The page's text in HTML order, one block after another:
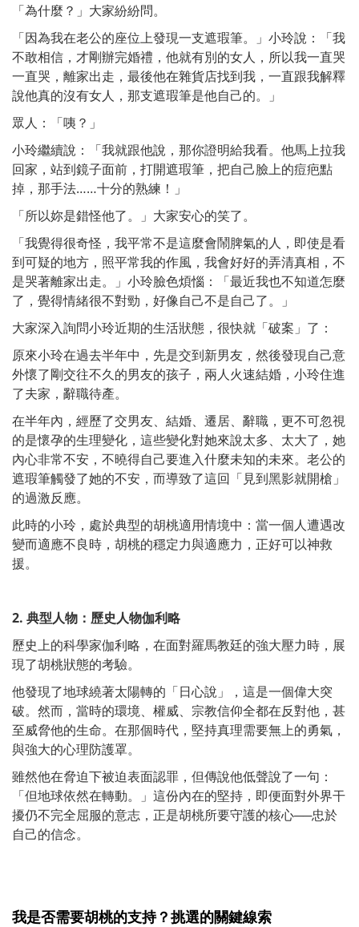
「為什麼？」大家紛紛問。
「因為我在老公的座位上發現一支遮瑕筆。」小玲說：「我
不敢相信，才剛辦完婚禮，他就有別的女人，所以我一直哭
一直哭，離家出走，最後他在雜貨店找到我，一直跟我解釋
說他真的沒有女人，那支遮瑕筆是他自己的。」
眾人：「咦？」
小玲繼續說：「我就跟他說，那你證明給我看。他馬上拉我
回家，站到鏡子面前，打開遮瑕筆，把自己臉上的痘疤點
掉，那手法……十分的熟練！」
「所以妳是錯怪他了。」大家安心的笑了。
「我覺得很奇怪，我平常不是這麼會鬧脾氣的人，即使是看
到可疑的地方，照平常我的作風，我會好好的弄清真相，不
是哭著離家出走。」小玲臉色煩惱：「最近我也不知道怎麼
了，覺得情緒很不對勁，好像自己不是自己了。」
大家深入詢問小玲近期的生活狀態，很快就「破案」了：
原來小玲在過去半年中，先是交到新男友，然後發現自己意
外懷了剛交往不久的男友的孩子，兩人火速結婚，小玲住進
了夫家，辭職待產。
在半年內，經歷了交男友、結婚、遷居、辭職，更不可忽視
的是懷孕的生理變化，這些變化對她來說太多、太大了，她
內心非常不安，不曉得自己要進入什麼未知的未來。老公的
遮瑕筆觸發了她的不安，而導致了這回「見到黑影就開槍」
的過激反應。
此時的小玲，處於典型的胡桃適用情境中：當一個人遭遇改
變而適應不良時，胡桃的穩定力與適應力，正好可以神救
援。
2. 典型人物：歷史人物伽利略
歷史上的科學家伽利略，在面對羅馬教廷的強大壓力時，展
現了胡桃狀態的考驗。
他發現了地球繞著太陽轉的「日心說」，這是一個偉大突
破。然而，當時的環境、權威、宗教信仰全都在反對他，甚
至威脅他的生命。在那個時代，堅持真理需要無上的勇氣，
與強大的心理防護罩。
雖然他在脅迫下被迫表面認罪，但傳說他低聲說了一句：
「但地球依然在轉動。」這份內在的堅持，即便面對外界干
擾仍不完全屈服的意志，正是胡桃所要守護的核心──忠於
自己的信念。
我是否需要胡桃的支持？挑選的關鍵線索